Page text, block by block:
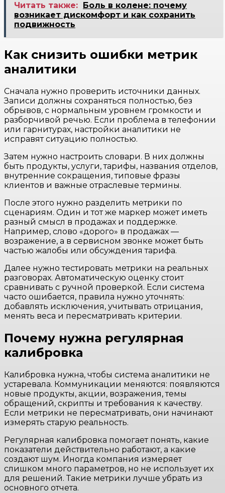
Читать также:
Боль в колене: почему
возникает дискомфорт и как сохранить
подвижность
Как снизить ошибки метрик
аналитики
Сначала нужно проверить источники данных.
Записи должны сохраняться полностью, без
обрывов, с нормальным уровнем громкости и
разборчивой речью. Если проблема в телефонии
или гарнитурах, настройки аналитики не
исправят ситуацию полностью.
Затем нужно настроить словари. В них должны
быть продукты, услуги, тарифы, названия отделов,
внутренние сокращения, типовые фразы
клиентов и важные отраслевые термины.
После этого нужно разделить метрики по
сценариям. Один и тот же маркер может иметь
разный смысл в продажах и поддержке.
Например, слово «дорого» в продажах —
возражение, а в сервисном звонке может быть
частью жалобы или обсуждения тарифа.
Далее нужно тестировать метрики на реальных
разговорах. Автоматическую оценку стоит
сравнивать с ручной проверкой. Если система
часто ошибается, правила нужно уточнять:
добавлять исключения, учитывать отрицания,
менять веса и пересматривать критерии.
Почему нужна регулярная
калибровка
Калибровка нужна, чтобы система аналитики не
устаревала. Коммуникации меняются: появляются
новые продукты, акции, возражения, темы
обращений, скрипты и требования к качеству.
Если метрики не пересматривать, они начинают
измерять старую реальность.
Регулярная калибровка помогает понять, какие
показатели действительно работают, а какие
создают шум. Иногда компания измеряет
слишком много параметров, но не использует их
для решений. Такие метрики лучше убрать из
основного отчета.